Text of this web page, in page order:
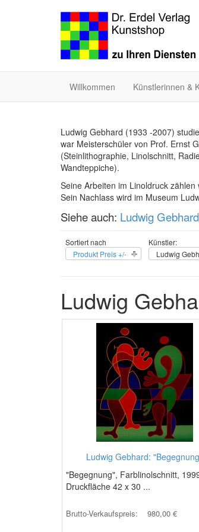
Willkommen Künstlerinnen &
Ludwig Gebhard (1933 -2007)
war Meisterschüler von Prof. Ernst
(Steinlithographie, Linolschnitt,
Wandteppiche).
Seine Arbeiten im Linoldruck
Sein Nachlass wird im Museum
Siehe auch: Ludwig
Sortiert nach
Produkt Preis +/-
Künstler:
Ludwig
Ludwig
Ludwig Gebhard:
"Begegnung", Farblinolschnitt,
Druckfläche 42 x 30 ...
Brutto-Verkaufspreis: 980,00 €